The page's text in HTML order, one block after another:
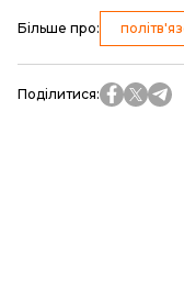
Більше про:
Поділитися: